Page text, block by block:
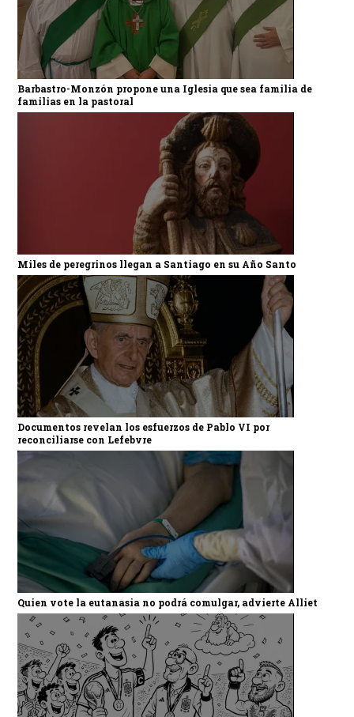
Barbastro-Monzón propone una Iglesia que sea familia de
familias en la pastoral
Miles de peregrinos llegan a Santiago en su Año Santo
Documentos revelan los esfuerzos de Pablo VI por
reconciliarse con Lefebvre
Quien vote la eutanasia no podrá comulgar, advierte Alliet